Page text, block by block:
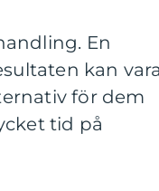
En
kan
för dem
tid på